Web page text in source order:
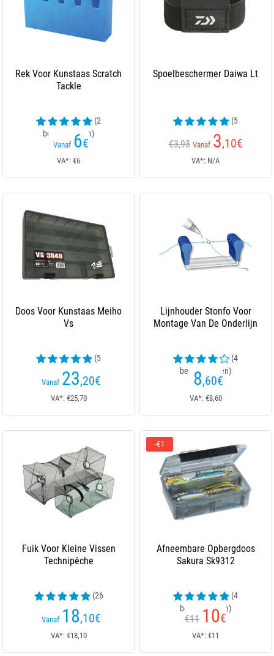
Rek Voor Kunstaas Scratch
Tackle
(2
beoordelingen)
Vanaf 6€
VA*: €6
Spoelbeschermer Daiwa Lt
(5
beoordelingen)
€3,93 Vanaf 3,10€
VA*: N/A
Doos Voor Kunstaas Meiho
Vs
(5
beoordelingen)
Vanaf 23,20€
VA*: €25,70
Lijnhouder Stonfo Voor
Montage Van De Onderlijn
(4
beoordelingen)
8,60€
VA*: €8,60
Fuik Voor Kleine Vissen
Technipêche
(26
beoordelingen)
Vanaf 18,10€
VA*: €18,10
-€1
Afneembare Opbergdoos
Sakura Sk9312
(4
beoordelingen)
€11 10€
VA*: €11